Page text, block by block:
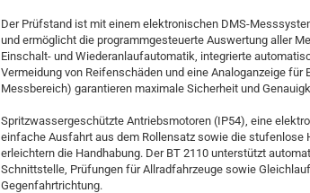
Der Prüfstand ist mit einem elektronischen DMS-
und ermöglicht die programmgesteuerte Auswertung aller
Einschalt- und Wiederanlaufautomatik, integrierte
Vermeidung von Reifenschäden und eine Analoganzeige
Messbereich) garantieren maximale Sicherheit und
Spritzwassergeschützte Antriebsmotoren (IP54), eine
einfache Ausfahrt aus dem Rollensatz sowie die stufenlose
erleichtern die Handhabung. Der BT 2110 unterstützt
Schnittstelle, Prüfungen für Allradfahrzeuge sowie
Gegenfahrtrichtung.